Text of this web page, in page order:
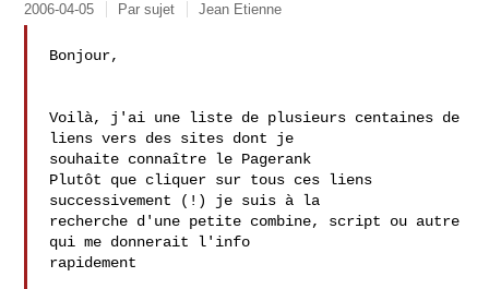
2006-04-05 Par sujet Jean Etienne
Bonjour,
Voilà, j'ai une liste de plusieurs centaines de
liens vers des sites dont je
souhaite connaître le Pagerank
Plutôt que cliquer sur tous ces liens
successivement (!) je suis à la
recherche d'une petite combine, script ou autre
qui me donnerait l'info
rapidement